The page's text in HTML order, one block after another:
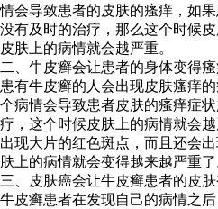
情会导致患者的皮肤的瘙痒，如
没有及时的治疗，那么这个时候
皮肤上的病情就会越严重。
二、牛皮癣会让患者的身体变得
患有牛皮癣的人会出现皮肤瘙痒
个病情会导致患者皮肤的瘙痒症
疗，这个时候皮肤上的病情就会
出现大片的红色斑点，而且还会
肤上的病情就会变得越来越严重了
三、皮肤癌会让牛皮癣患者的皮
牛皮癣患者在发现自己的病情之